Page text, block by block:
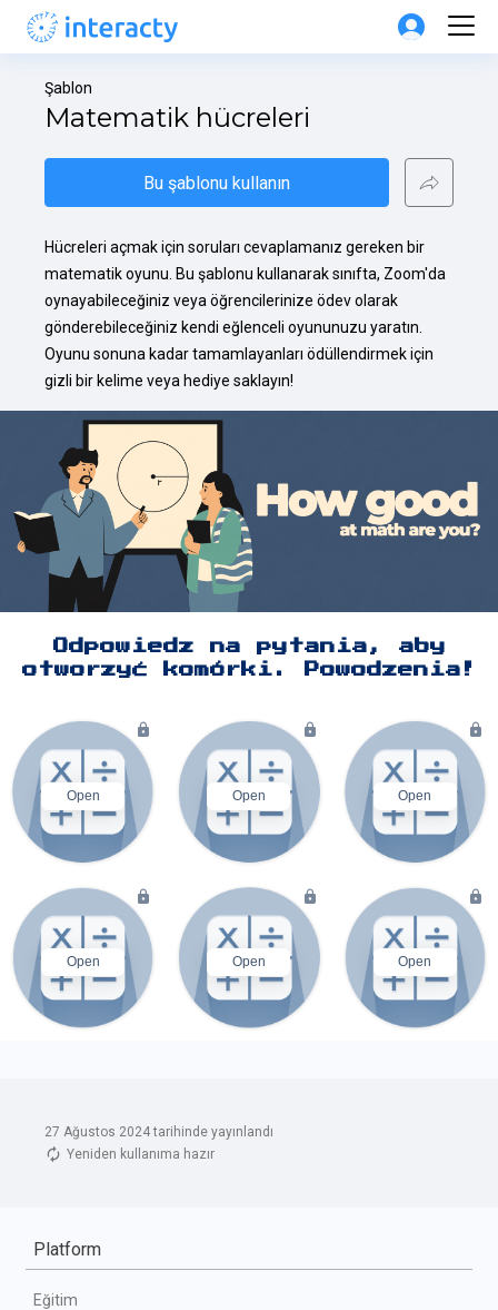
27 Ağustos 2024 tarihinde yayınlandı
Yeniden kullanıma hazır
Şablon
Matematik hücreleri
Bu şablonu kullanın
Hücreleri açmak için soruları cevaplamanız gereken bir
matematik oyunu. Bu şablonu kullanarak sınıfta, Zoom'da
oynayabileceğiniz veya öğrencilerinize ödev olarak
gönderebileceğiniz kendi eğlenceli oyununuzu yaratın.
Oyunu sonuna kadar tamamlayanları ödüllendirmek için
gizli bir kelime veya hediye saklayın!
Platform
Eğitim